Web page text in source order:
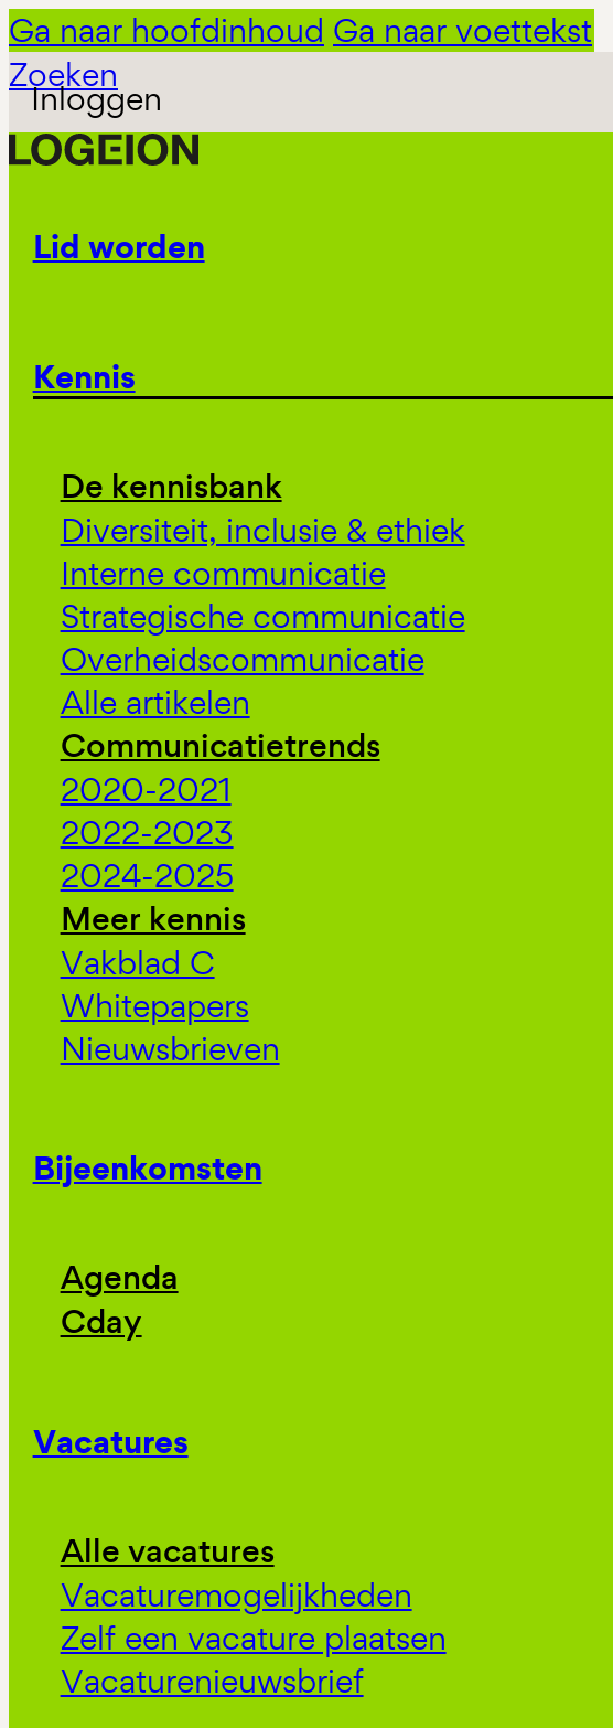
Ga naar hoofdinhoud Ga naar voettekst
Zoeken
Inloggen
Lid worden
Kennis
De kennisbank
Diversiteit, inclusie & ethiek
Interne communicatie
Strategische communicatie
Overheidscommunicatie
Alle artikelen
Communicatietrends
2020-2021
2022-2023
2024-2025
Meer kennis
Vakblad C
Whitepapers
Nieuwsbrieven
Bijeenkomsten
Agenda
Cday
Vacatures
Alle vacatures
Vacaturemogelijkheden
Zelf een vacature plaatsen
Vacaturenieuwsbrief